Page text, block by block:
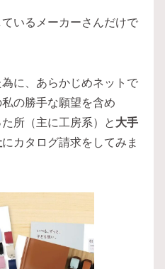
いるメーカーさんだけで
に、あらかじめネットで
の勝手な願望を含め
所（主に工房系）と 大手
にカタログ請求をしてみま